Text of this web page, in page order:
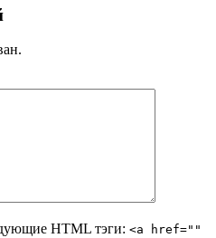
HTML тэги: <a href=""